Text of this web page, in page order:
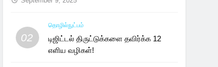
02
தொழில்நுட்பம்
டிஜிட்டல் திருட்டுக்களை தவிர்க்க 12
எளிய வழிகள்!